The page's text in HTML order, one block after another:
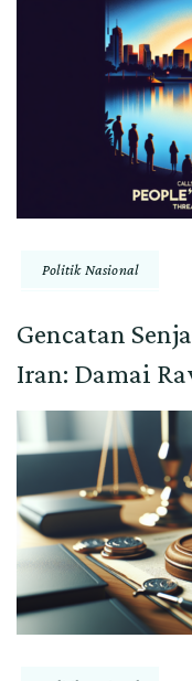
Politik Nasional
Gencatan
Iran: Damai